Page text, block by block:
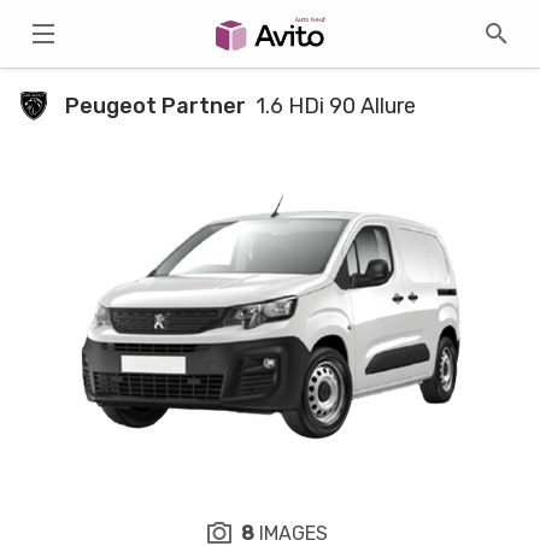
Peugeot Partner 1.6 HDi 90 Allure
8 IMAGES